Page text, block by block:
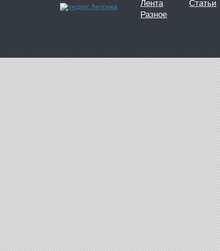
Лента
Статьи
Разное